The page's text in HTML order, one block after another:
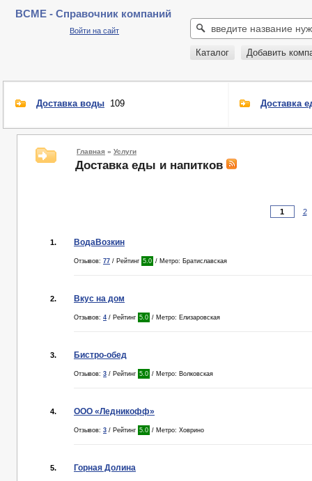
BCME - Справочник компаний
Войти на сайт
Каталог Добавить
Доставка воды 109 Доставка
Главная » Услуги
Доставка еды и напитков
2
1. ВодаВозкин
Отзывов: 77 / Рейтинг 5.0 / Метро: Братиславская
2. Вкус на дом
Отзывов: 4 / Рейтинг 5.0 / Метро: Елизаровская
3. Бистро-обед
Отзывов: 3 / Рейтинг 5.0 / Метро: Волковская
4. ООО «Ледникофф»
Отзывов: 3 / Рейтинг 5.0 / Метро: Ховрино
5. Горная Долина